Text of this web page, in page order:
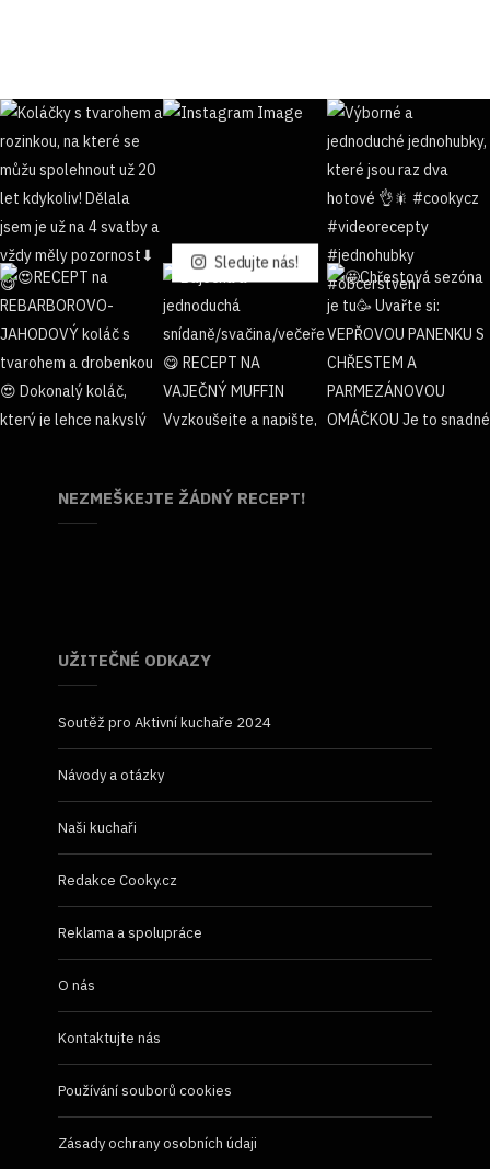
Sledujte nás!
NEZMEŠKEJTE ŽÁDNÝ RECEPT!
UŽITEČNÉ ODKAZY
Soutěž pro Aktivní kuchaře 2024
Návody a otázky
Naši kuchaři
Redakce Cooky.cz
Reklama a spolupráce
O nás
Kontaktujte nás
Používání souborů cookies
Zásady ochrany osobních údaji